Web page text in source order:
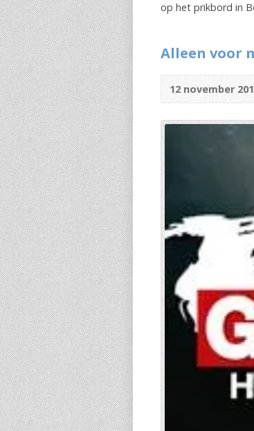
op het prikbord in
Alleen voor
12 november